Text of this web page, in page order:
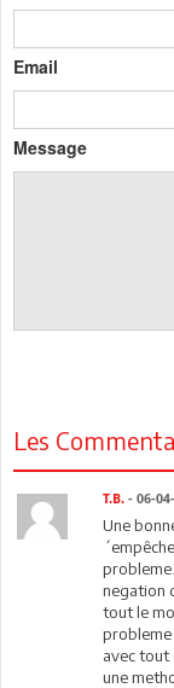
Email
Message
Les
T.B. - 06-
Une
negation
tout le
probleme
avec tout
une